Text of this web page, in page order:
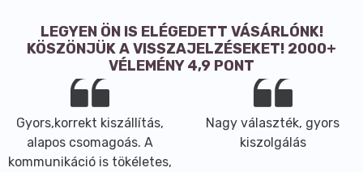
LEGYEN ÖN IS ELÉGEDETT VÁSÁRLÓNK!
KÖSZÖNJÜK A VISSZAJELZÉSEKET! 2000+
VÉLEMÉNY 4,9 PONT
Gyors,korrekt kiszállítás,
alapos csomagoás. A
kommunikáció is tökéletes,
Nagy választék, gyors
kiszolgálás